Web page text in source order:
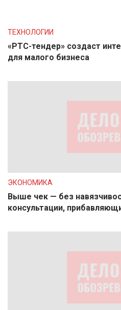
ТЕХНОЛОГИИ
«РТС-тендер» создаст
для малого бизнеса
ЭКОНОМИКА
Выше чек — без
консультации,